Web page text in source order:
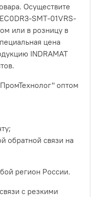
Осуществите
SMT-01VRS-
или в розницу в
цена
INDRAMAT
оптом
обратной связи на
регион России.
с резкими